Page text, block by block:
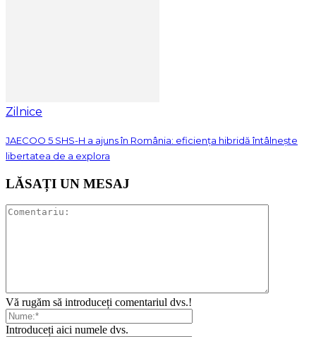
Zilnice
JAECOO 5 SHS-H a ajuns în România: eficiența hibridă întâlnește
libertatea de a explora
LĂSAȚI UN MESAJ
Vă rugăm să introduceți comentariul dvs.!
Introduceți aici numele dvs.